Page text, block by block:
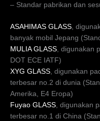
– Standar pabrikan dan
ASAHIMAS GLASS,
banyak mobil Jepang
MULIA GLASS, digunakan
DOT ECE IATF)
XYG GLASS, digunakan
terbesar no.2 di dunia
Amerika, E4 Eropa)
Fuyao GLASS, digunakan
terbesar no.1 di China